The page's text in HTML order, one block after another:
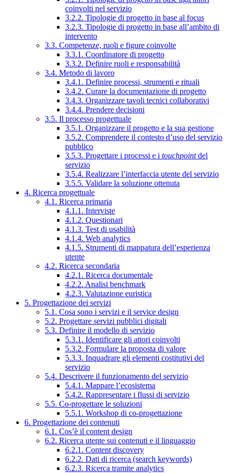
coinvolti nel servizio
3.2.2. Tipologie di progetto in base al focus
3.2.3. Tipologie di progetto in base all’ambito di
intervento
3.3. Competenze, ruoli e figure coinvolte
3.3.1. Coordinatore di progetto
3.3.2. Definire ruoli e responsabilità
3.4. Metodo di lavoro
3.4.1. Definire processi, strumenti e rituali
3.4.2. Curare la documentazione di progetto
3.4.3. Organizzare tavoli tecnici collaborativi
3.4.4. Prendere decisioni
3.5. Il processo progettuale
3.5.1. Organizzare il progetto e la sua gestione
3.5.2. Comprendere il contesto d’uso del servizio
pubblico
3.5.3. Progettare i processi e i touchpointdel
servizio
3.5.4. Realizzare l’interfaccia utente del servizio
3.5.5. Validare la soluzione ottenuta
4. Ricerca progettuale
4.1. Ricerca primaria
4.1.1. Interviste
4.1.2. Questionari
4.1.3. Test di usabilità
4.1.4. Web analytics
4.1.5. Strumenti di mappatura dell’esperienza
utente
4.2. Ricerca secondaria
4.2.1. Ricerca documentale
4.2.2. Analisi benchmark
4.2.3. Valutazione euristica
5. Progettazione dei servizi
5.1. Cosa sono i servizi e il service design
5.2. Progettare servizi pubblici digitali
5.3. Definire il modello di servizio
5.3.1. Identificare gli attori coinvolti
5.3.2. Formulare la proposta di valore
5.3.3. Inquadrare gli elementi costitutivi del
servizio
5.4. Descrivere il funzionamento del servizio
5.4.1. Mappare l’ecosistema
5.4.2. Rappresentare i flussi di servizio
5.5. Co-progettare le soluzioni
5.5.1. Workshop di co-progettazione
6. Progettazione dei contenuti
6.1. Cos’è il content design
6.2. Ricerca utente sui contenuti e il linguaggio
6.2.1. Content discovery
6.2.2. Dati di ricerca (search keywords)
6.2.3. Ricerca tramite analytics